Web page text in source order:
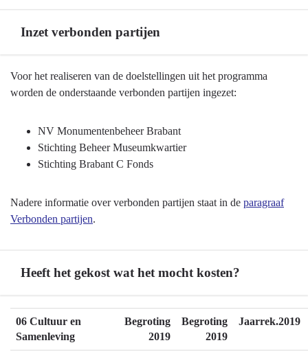
Inzet verbonden partijen
Terug
naar
Programma
samenleving
partijen
Voor het realiseren van de doelstellingen uit het programma
worden de onderstaande verbonden partijen ingezet:
NV Monumentenbeheer Brabant
Stichting Beheer Museumkwartier
Stichting Brabant C Fonds
Nadere informatie over verbonden partijen staat in de paragraaf
Verbonden partijen.
Heeft het gekost wat het mocht kosten?
Terug
naar
navigatie
06 Cultuur en
Samenleving
Begroting
2019
Begroting
2019
Jaarrek.2019